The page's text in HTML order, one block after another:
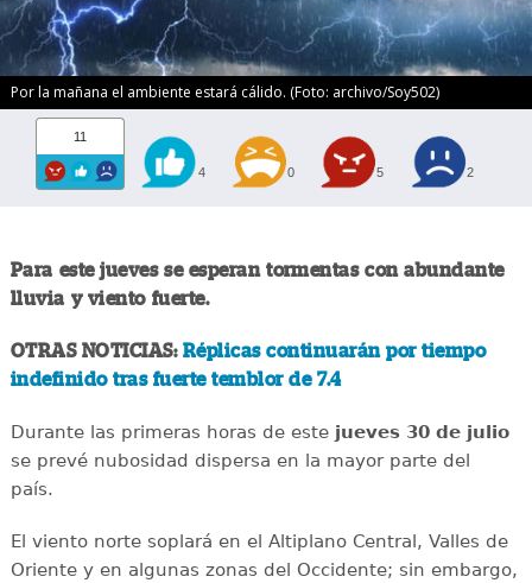
Por la mañana el ambiente estará cálido. (Foto: archivo/Soy502)
11
4 0 5 2
Para este jueves se esperan tormentas con abundante
lluvia y viento fuerte.
OTRAS NOTICIAS: Réplicas continuarán por tiempo
indefinido tras fuerte temblor de 7.4
Durante las primeras horas de este jueves 30 de julio
se prevé nubosidad dispersa en la mayor parte del
país.
El viento norte soplará en el Altiplano Central, Valles de
Oriente y en algunas zonas del Occidente; sin embargo,